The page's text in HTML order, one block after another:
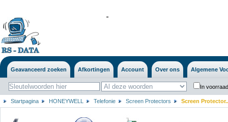
''
Geavanceerd zoeken Afkortingen Account Over ons Algemene
In
Startpagina HONEYWELL Telefonie Screen Protectors Screen